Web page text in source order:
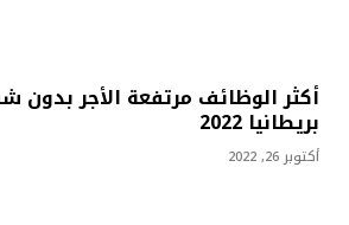
أكثر الوظائف مرتفعة الأجر
بريطانيا 2022
أكتوبر 26, 2022